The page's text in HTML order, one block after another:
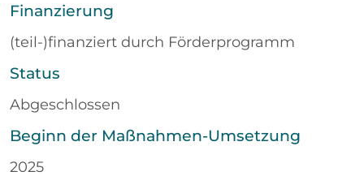
Finanzierung
(teil-)finanziert durch Förderprogramm
Status
Abgeschlossen
Beginn der Maßnahmen-Umsetzung
2025